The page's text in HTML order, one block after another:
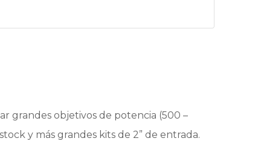
grandes objetivos de potencia (500 –
y más grandes kits de 2” de entrada.